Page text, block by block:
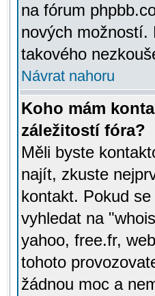
na fórum
nových možností.
takového
Návrat nahoru
Koho mám
záležitostí fóra?
Měli byste
najít, zkuste
kontakt. Pokud
vyhledat na
yahoo, free.fr,
tohoto
žádnou moc a